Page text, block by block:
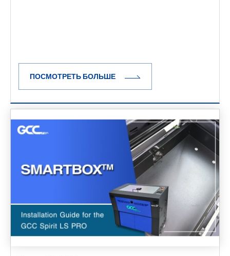
ПОСМОТРЕТЬ БОЛЬШЕ